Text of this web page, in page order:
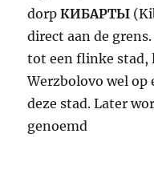
dorpКИБАРТЫ
direct aan de
tot een flinke stad,
Werzbolovo wel op
deze stad. Later
genoemd